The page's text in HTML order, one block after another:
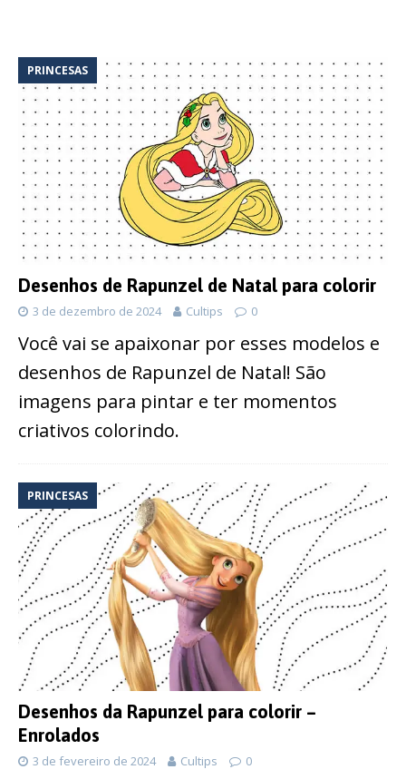
PRINCESAS
Desenhos de Rapunzel de Natal para colorir
3 de dezembro de 2024 Cultips 0
Você vai se apaixonar por esses modelos e
desenhos de Rapunzel de Natal! São
imagens para pintar e ter momentos
criativos colorindo.
PRINCESAS
Desenhos da Rapunzel para colorir –
Enrolados
3 de fevereiro de 2024 Cultips 0